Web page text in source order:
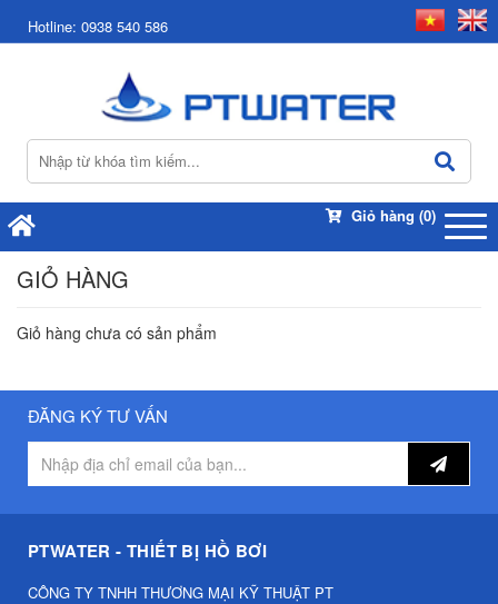
Hotline: 0938 540 586
Giỏ hàng (0)
GIỎ HÀNG
Giỏ hàng chưa có sản phẩm
ĐĂNG KÝ TƯ VẤN
PTWATER - THIẾT BỊ HỒ BƠI
CÔNG TY TNHH THƯƠNG MẠI KỸ THUẬT PT